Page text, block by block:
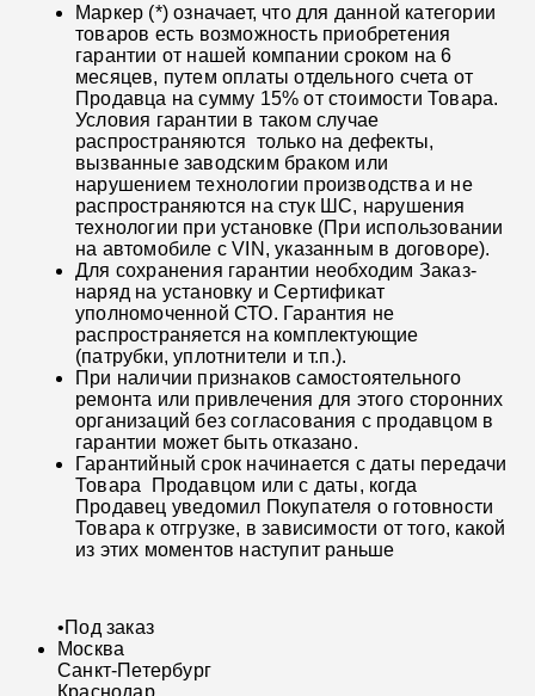
Маркер (*) означает, что для данной категории
товаров есть возможность приобретения
гарантии от нашей компании сроком на 6
месяцев, путем оплаты отдельного счета от
Продавца на сумму 15% от стоимости Товара.
Условия гарантии в таком случае
распространяются только на дефекты,
вызванные заводским браком или
нарушением технологии производства и не
распространяются на стук ШС, нарушения
технологии при установке (При использовании
на автомобиле с VIN, указанным в договоре).
Для сохранения гарантии необходим Заказ-
наряд на установку и Сертификат
уполномоченной СТО. Гарантия не
распространяется на комплектующие
(патрубки, уплотнители и т.п.).
При наличии признаков самостоятельного
ремонта или привлечения для этого сторонних
организаций без согласования с продавцом в
гарантии может быть отказано.
Гарантийный срок начинается с даты передачи
Товара Продавцом или с даты, когда
Продавец уведомил Покупателя о готовности
Товара к отгрузке, в зависимости от того, какой
из этих моментов наступит раньше
•Под заказ
Москва
Санкт-Петербург
Краснодар